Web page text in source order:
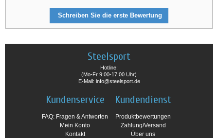
Schreiben Sie die erste Bewertung
Steelsport
Hotline:
(Mo-Fr 9:00-17:00 Uhr)
E-Mail: info@steelsport.de
Kundenservice
FAQ: Fragen & Antworten
Mein Konto
Kontakt
Kundendienst
Produktbewertungen
Zahlung/Versand
Über uns